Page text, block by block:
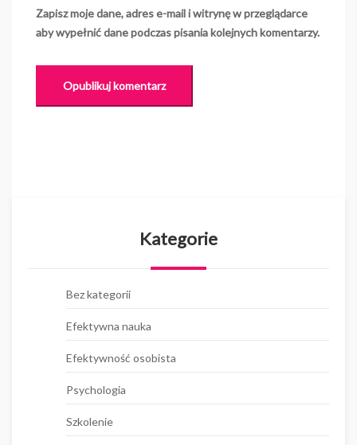
Zapisz moje dane, adres e-mail i witrynę w przeglądarce
aby wypełnić dane podczas pisania kolejnych komentarzy.
Kategorie
Bez kategorii
Efektywna nauka
Efektywność osobista
Psychologia
Szkolenie